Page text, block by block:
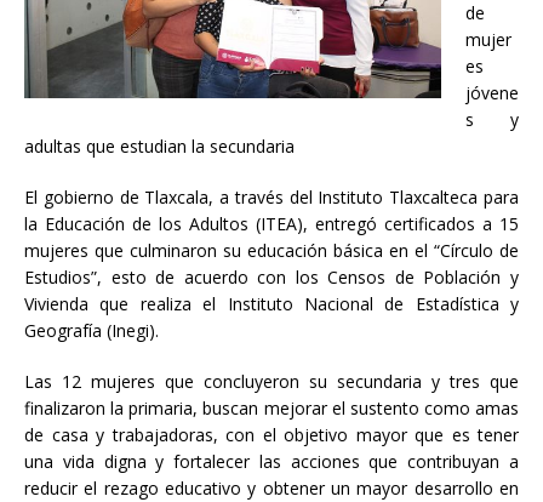
de
mujer
es
jóvene
s y
adultas que estudian la secundaria
El gobierno de Tlaxcala, a través del Instituto Tlaxcalteca para
la Educación de los Adultos (ITEA), entregó certificados a 15
mujeres que culminaron su educación básica en el “Círculo de
Estudios”, esto de acuerdo con los Censos de Población y
Vivienda que realiza el Instituto Nacional de Estadística y
Geografía (Inegi).
Las 12 mujeres que concluyeron su secundaria y tres que
finalizaron la primaria, buscan mejorar el sustento como amas
de casa y trabajadoras, con el objetivo mayor que es tener
una vida digna y fortalecer las acciones que contribuyan a
reducir el rezago educativo y obtener un mayor desarrollo en